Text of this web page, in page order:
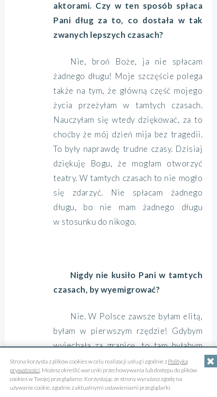
aktorami. Czy w ten sposób spłaca
Pani dług za to, co dostała w tak
zwanych lepszych czasach?
Nie, broń Boże, ja nie spłacam
żadnego długu! Moje szczęście polega
także na tym, że główną część mojego
życia przeżyłam w tamtych czasach.
Nauczyłam się wtedy dziękować, za to
choćby że mój dzień mija bez tragedii.
To były naprawdę trudne czasy. Dzisiaj
dziękuję Bogu, że mogłam otworzyć
teatry. W tamtych czasach to nie mogło
się zdarzyć. Nie spłacam żadnego
długu, bo nie mam żadnego długu
w stosunku do nikogo.
Nigdy nie kusiło Pani w tamtych
czasach, by wyemigrować?
Nie. W Polsce zawsze byłam elitą,
byłam w pierwszym rzędzie! Gdybym
wyjechała za granicę, to tam byłabym
tylko gościem, albo zajmowała dalsze
rzędy. Zagrałam w dziesięciu filmach na
Zachodzie. To dużo. Otrzymałam też
Strona korzysta z plików cookies w celu realizacji usług i zgodnie z Polityką
prywatności. Możesz określić warunki przechowywania lub dostępu do plików
cookies w Twojej przeglądarce. Korzystając ze strony wyrażasz zgodę na
używanie cookie, zgodnie z aktualnymi ustawieniami przeglądarki.